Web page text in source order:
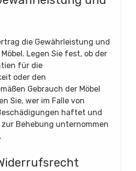
die Gewährleistung und
Legen Sie fest, ob der
für die
oder den
Gebrauch der Möbel
Sie, wer im Falle von
haftet und
Behebung unternommen